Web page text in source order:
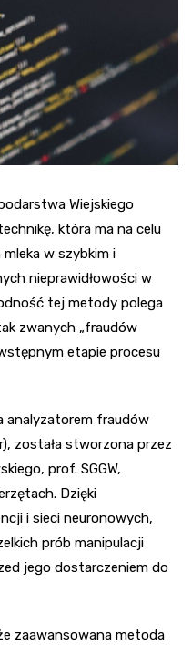
Wiejskiego
która ma na celu
w szybkim i
nieprawidłowości w
tej metody polega
zwanych „fraudów
etapie procesu
analyzatorem fraudów
została stworzona przez
prof. SGGW,
Dzięki
i sieci neuronowych,
prób manipulacji
jego dostarczeniem do
zaawansowana metoda